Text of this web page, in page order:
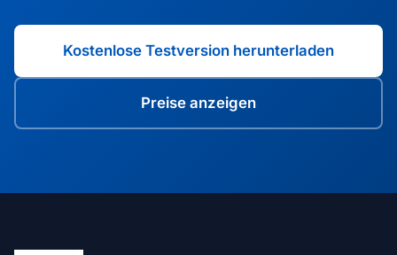
Kostenlose Testversion herunterladen
Preise anzeigen